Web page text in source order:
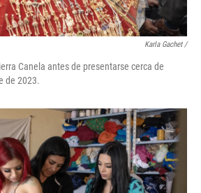
Karla Gachet/
Canela antes de presentarse cerca de
de 2023.